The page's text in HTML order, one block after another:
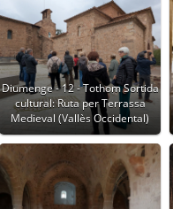
Diumenge - 12 - Tothom Sortida
cultural: Ruta per Terrassa
Medieval (Vallès Occidental)